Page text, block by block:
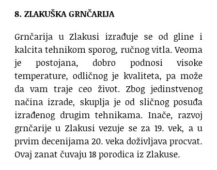
8. ZLAKUŠKA GRNČARIJA
Grnčarija u Zlakusi izrađuje se od gline i
kalcita tehnikom sporog, ručnog vitla. Veoma
je postojana, dobro podnosi visoke
temperature, odličnog je kvaliteta, pa može
da vam traje ceo život. Zbog jedinstvenog
načina izrade, skuplja je od sličnog posuđa
izrađenog drugim tehnikama. Inače, razvoj
grnčarije u Zlakusi vezuje se za 19. vek, a u
prvim decenijama 20. veka doživljava procvat.
Ovaj zanat čuvaju 18 porodica iz Zlakuse.